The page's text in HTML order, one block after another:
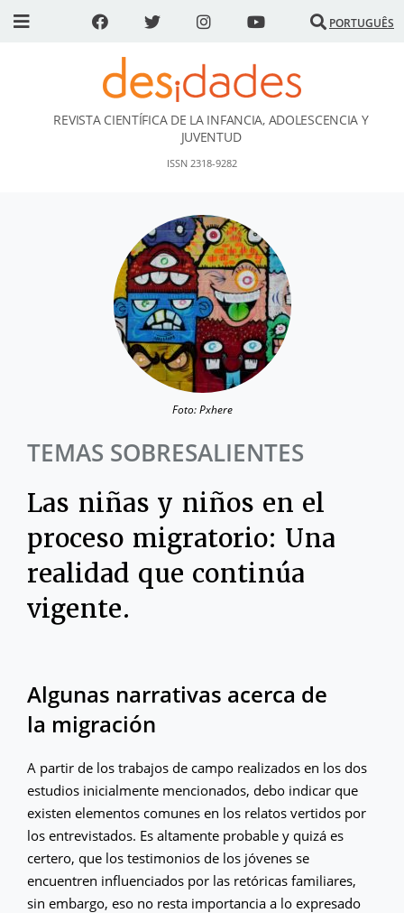
PORTUGUÊS
DESidades
REVISTA CIENTÍFICA DE LA INFANCIA, ADOLESCENCIA Y
JUVENTUD
ISSN 2318-9282
Foto: Pxhere
TEMAS SOBRESALIENTES
Las niñas y niños en el
proceso migratorio: Una
realidad que continúa
vigente.
Algunas narrativas acerca de
la migración
A partir de los trabajos de campo realizados en los dos
estudios inicialmente mencionados, debo indicar que
existen elementos comunes en los relatos vertidos por
los entrevistados. Es altamente probable y quizá es
certero, que los testimonios de los jóvenes se
encuentren influenciados por las retóricas familiares,
sin embargo, eso no resta importancia a lo expresado